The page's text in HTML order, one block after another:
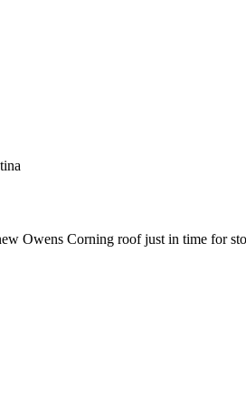
Owens Corning roof just in time for